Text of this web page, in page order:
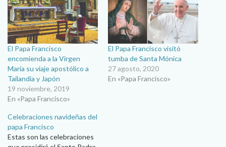
El Papa Francisco
encomienda a la Virgen
María su viaje apostólico a
Tailandia y Japón
19 noviembre, 2019
En «Papa Francisco»
El Papa Francisco visitó
tumba de Santa Mónica
27 agosto, 2020
En «Papa Francisco»
Celebraciones navideñas del
papa Francisco
Estas son las celebraciones